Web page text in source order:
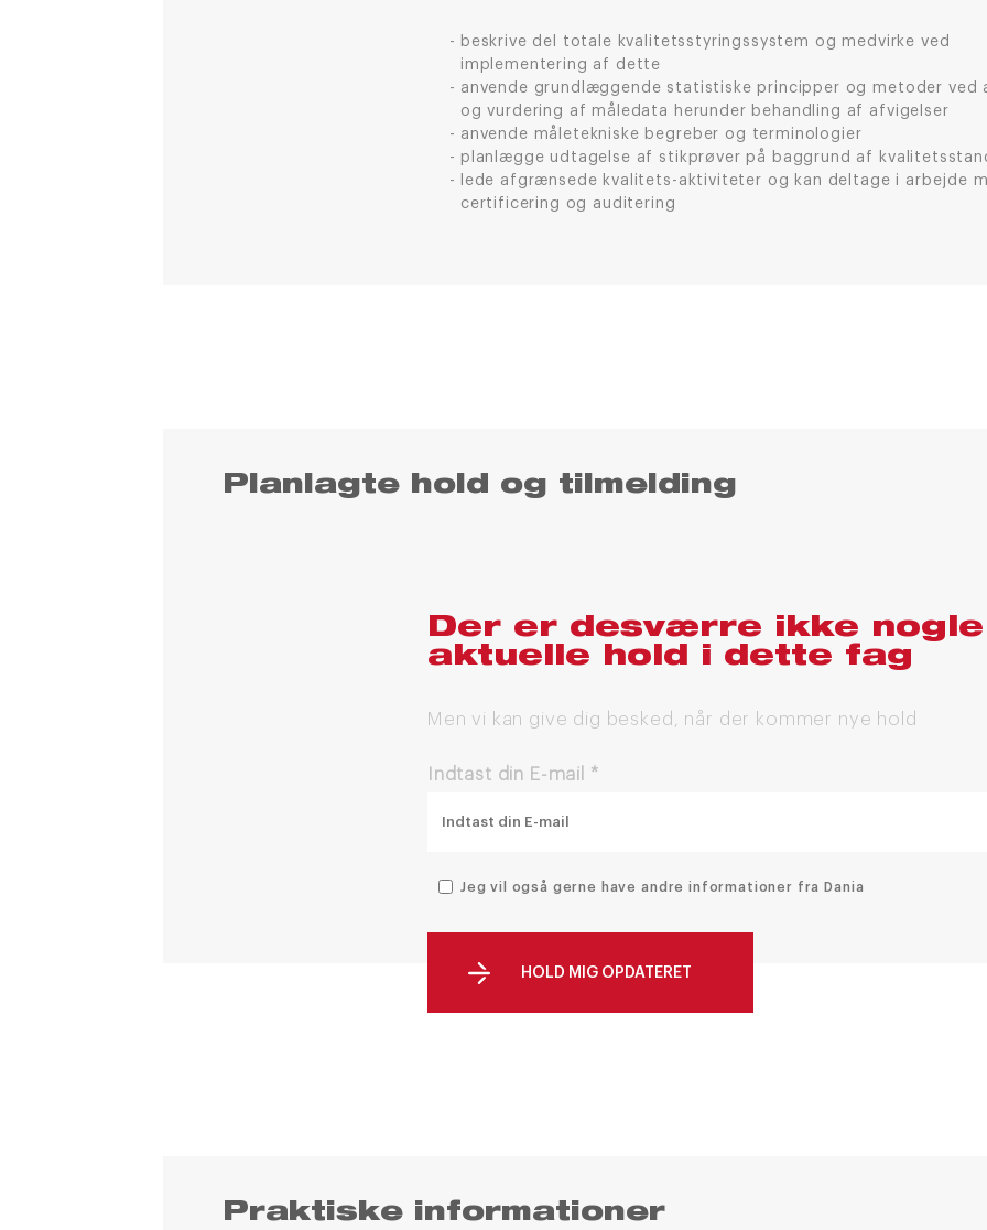
beskrive del totale kvalitetsstyringssystem og medvirke ved
implementering af dette
anvende grundlæggende statistiske principper og metoder ved
og vurdering af måledata herunder behandling af afvigelser
anvende måletekniske begreber og terminologier
planlægge udtagelse af stikprøver på baggrund af
lede afgrænsede kvalitets-aktiviteter og kan deltage i arbejde
certificering og auditering
Planlagte hold og tilmelding
Der er desværre ikke nogle
aktuelle hold i dette fag
Men vi kan give dig besked, når der kommer nye hold
Indtast din E-mail *
Jeg vil også gerne have andre informationer fra Dania
Praktiske informationer